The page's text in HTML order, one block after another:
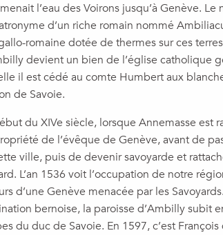
l’eau des Voirons jusqu’à Genève.
d’un riche romain nommé
romaine dotée de thermes sur ces
devient un bien de l’église catholique
il est cédé au comte Humbert aux
de Savoie.
du XIVe siècle, lorsque Annemasse est
de l’évêque de Genève, avant de
ville, puis de devenir savoyarde et
L’an 1536 voit l’occupation de notre
d’une Genève menacée par les
bernoise, la paroisse d’Ambilly subit
du duc de Savoie. En 1597, c’est